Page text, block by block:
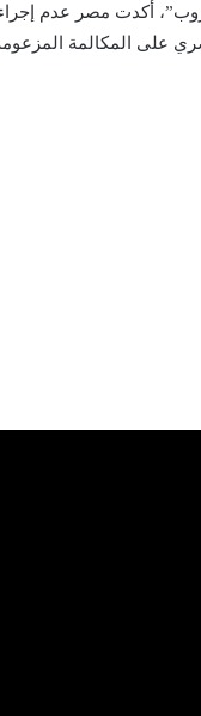
أكدت مصر عدم إجراء
على المكالمة